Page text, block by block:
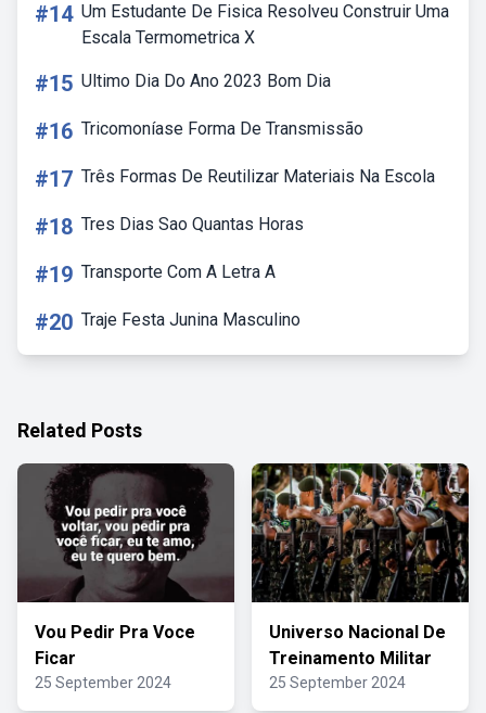
#14 Um Estudante De Fisica Resolveu Construir Uma
Escala Termometrica X
#15 Ultimo Dia Do Ano 2023 Bom Dia
#16 Tricomoníase Forma De Transmissão
#17 Três Formas De Reutilizar Materiais Na Escola
#18 Tres Dias Sao Quantas Horas
#19 Transporte Com A Letra A
#20 Traje Festa Junina Masculino
Related Posts
Vou Pedir Pra Voce
Ficar
25 September 2024
Universo Nacional De
Treinamento Militar
25 September 2024